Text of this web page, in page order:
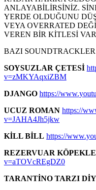
ANLAYABİLİRSİNİZ.
YERDE OLDUĞUNU
VEYA OVERRATED
VEREN BİR KİTLESİ
BAZI
SOYSUZLAR ÇETESİ
v=zMKYAqxiZBM
DJANGO https://
UCUZ ROMAN https://
v=JAHA4Jh5jkw
KİLL BİLL https://
REZERVUAR
v=aTOVcREgDZ0
TARANTİNO TARZI